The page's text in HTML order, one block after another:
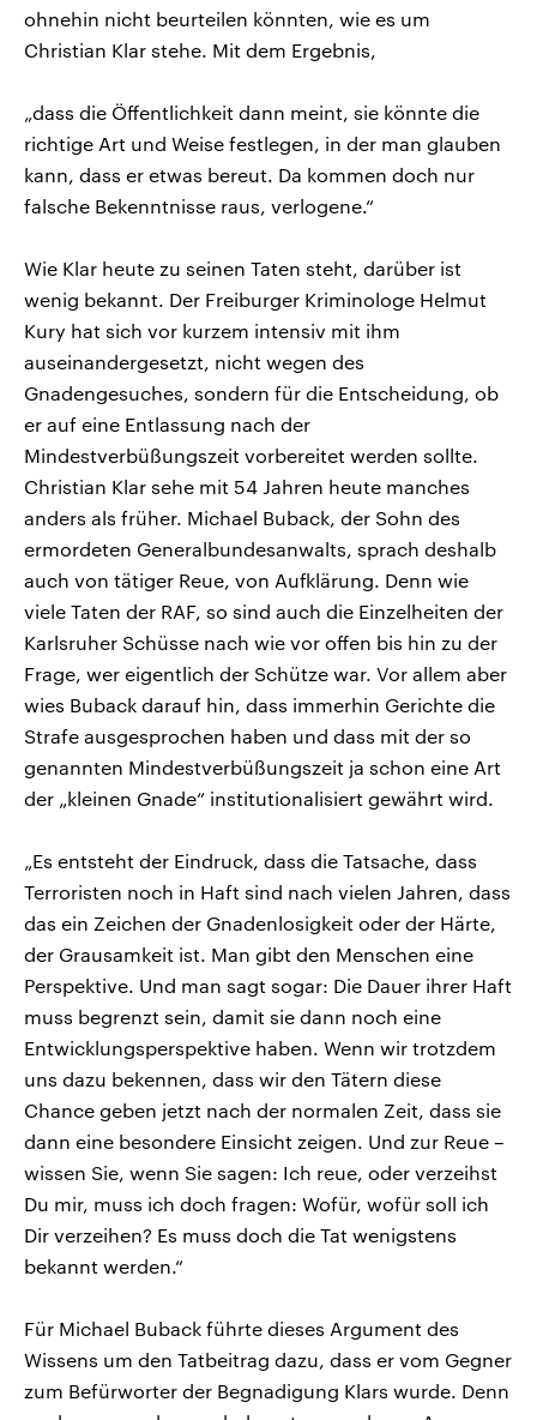
ohnehin nicht beurteilen könnten, wie es um
Christian Klar stehe. Mit dem Ergebnis,
„dass die Öffentlichkeit dann meint, sie könnte die
richtige Art und Weise festlegen, in der man glauben
kann, dass er etwas bereut. Da kommen doch nur
falsche Bekenntnisse raus, verlogene.“
Wie Klar heute zu seinen Taten steht, darüber ist
wenig bekannt. Der Freiburger Kriminologe Helmut
Kury hat sich vor kurzem intensiv mit ihm
auseinandergesetzt, nicht wegen des
Gnadengesuches, sondern für die Entscheidung, ob
er auf eine Entlassung nach der
Mindestverbüßungszeit vorbereitet werden sollte.
Christian Klar sehe mit 54 Jahren heute manches
anders als früher. Michael Buback, der Sohn des
ermordeten Generalbundesanwalts, sprach deshalb
auch von tätiger Reue, von Aufklärung. Denn wie
viele Taten der RAF, so sind auch die Einzelheiten der
Karlsruher Schüsse nach wie vor offen bis hin zu der
Frage, wer eigentlich der Schütze war. Vor allem aber
wies Buback darauf hin, dass immerhin Gerichte die
Strafe ausgesprochen haben und dass mit der so
genannten Mindestverbüßungszeit ja schon eine Art
der „kleinen Gnade“ institutionalisiert gewährt wird.
„Es entsteht der Eindruck, dass die Tatsache, dass
Terroristen noch in Haft sind nach vielen Jahren, dass
das ein Zeichen der Gnadenlosigkeit oder der Härte,
der Grausamkeit ist. Man gibt den Menschen eine
Perspektive. Und man sagt sogar: Die Dauer ihrer Haft
muss begrenzt sein, damit sie dann noch eine
Entwicklungsperspektive haben. Wenn wir trotzdem
uns dazu bekennen, dass wir den Tätern diese
Chance geben jetzt nach der normalen Zeit, dass sie
dann eine besondere Einsicht zeigen. Und zur Reue –
wissen Sie, wenn Sie sagen: Ich reue, oder verzeihst
Du mir, muss ich doch fragen: Wofür, wofür soll ich
Dir verzeihen? Es muss doch die Tat wenigstens
bekannt werden.“
Für Michael Buback führte dieses Argument des
Wissens um den Tatbeitrag dazu, dass er vom Gegner
zum Befürworter der Begnadigung Klars wurde. Denn